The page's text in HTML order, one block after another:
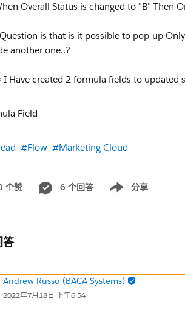
Overall Status is changed to "B" Then
is that is it possible to pop-up
another one..?
I Have created 2 formula fields to updated
#Flow #Marketing Cloud
个赞 6 个回答 分享
Show menu
答
Andrew Russo (BACA Systems)
2022年7月18日 下午6:54